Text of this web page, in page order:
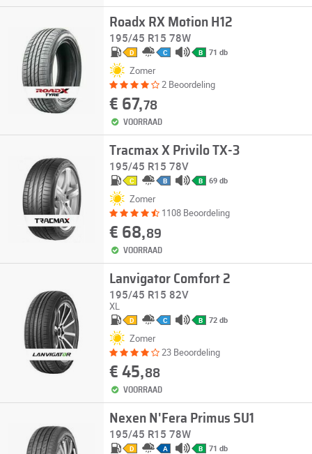
Roadx RX Motion H12
195/45 R15 78W
D C B 71 db
Zomer
2 Beoordeling
€ 67,78
VOORRAAD
Tracmax X Privilo TX-3
195/45 R15 78V
C B B 69 db
Zomer
1108 Beoordeling
€ 68,89
VOORRAAD
Lanvigator Comfort 2
195/45 R15 82V
XL
D C B 72 db
Zomer
23 Beoordeling
€ 45,88
VOORRAAD
Nexen N'Fera Primus SU1
195/45 R15 78W
D A B 71 db